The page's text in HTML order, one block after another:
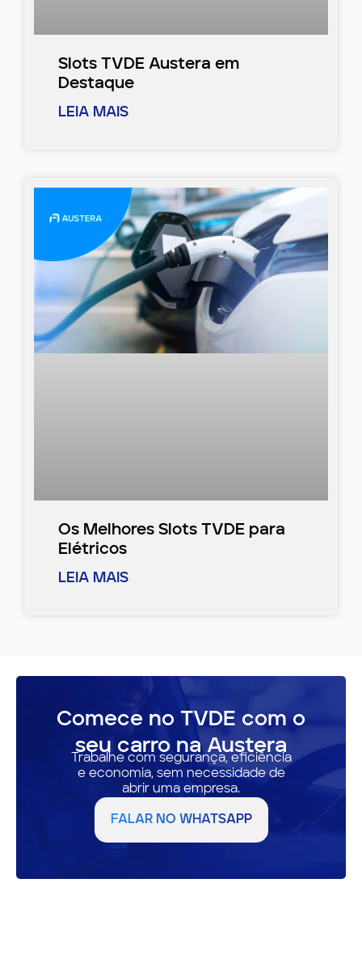
Slots TVDE Austera em
Destaque
LEIA MAIS
Os Melhores Slots TVDE para
Elétricos
LEIA MAIS
Comece no TVDE com o
seu carro na Austera
Trabalhe com segurança, eficiência
e economia, sem necessidade de
abrir uma empresa.
FALAR NO WHATSAPP